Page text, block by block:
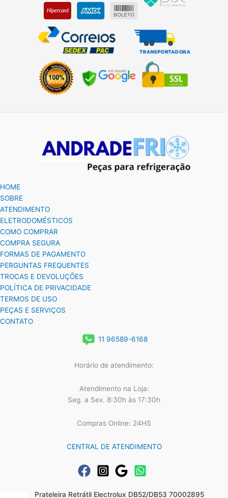
HOME
SOBRE
ATENDIMENTO
ELETRODOMÉSTICOS
COMO COMPRAR
COMPRA SEGURA
FORMAS DE PAGAMENTO
PERGUNTAS FREQUENTES
TROCAS E DEVOLUÇÕES
POLÍTICA DE PRIVACIDADE
TERMOS DE USO
PEÇAS E SERVIÇOS
CONTATO
11 96589-6168
Horário de atendimento:
Atendimento na Loja:
Seg. a Sex. 8:30h às 17:30h
Compras Online: 24HS
CENTRAL DE ATENDIMENTO
Prateleira Retrátil Electrolux DB52/DB53 70002895